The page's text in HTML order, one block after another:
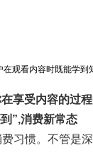
观看内容时既能学到
享受内容的过
”,消费新常态
习惯。不管是